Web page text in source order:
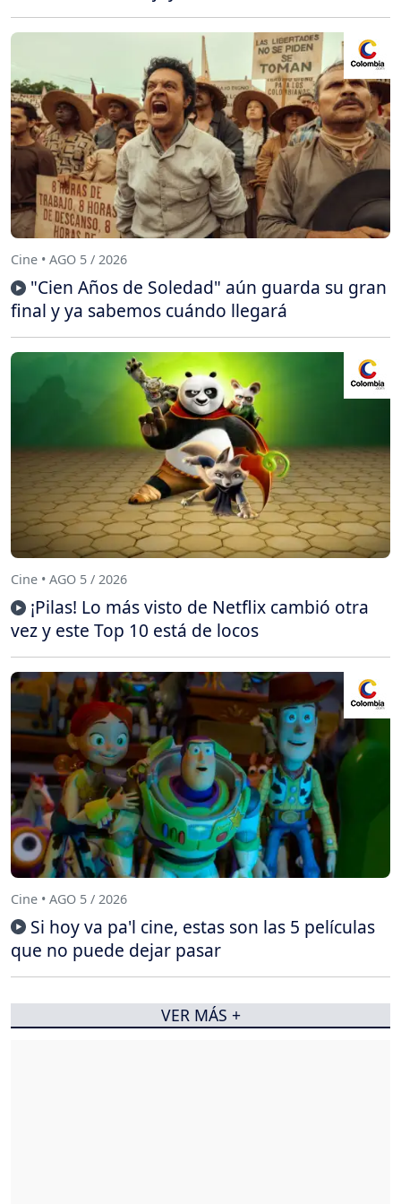
Cine • AGO 5 / 2026
"Cien Años de Soledad" aún guarda su gran
final y ya sabemos cuándo llegará
Cine • AGO 5 / 2026
¡Pilas! Lo más visto de Netflix cambió otra
vez y este Top 10 está de locos
Cine • AGO 5 / 2026
Si hoy va pa'l cine, estas son las 5 películas
que no puede dejar pasar
VER MÁS +